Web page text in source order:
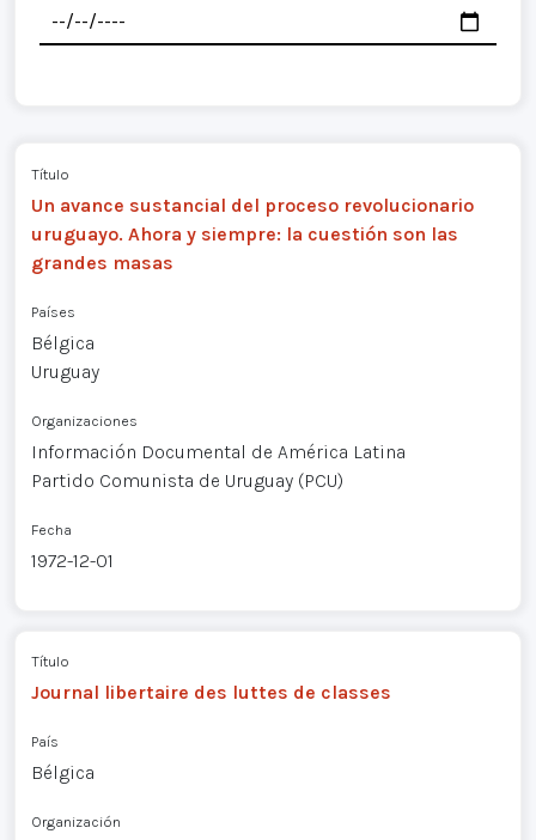
Título
Un avance sustancial del proceso revolucionario
uruguayo. Ahora y siempre: la cuestión son las
grandes masas
Países
Bélgica
Uruguay
Organizaciones
Información Documental de América Latina
Partido Comunista de Uruguay (PCU)
Fecha
1972-12-01
Título
Journal libertaire des luttes de classes
País
Bélgica
Organización